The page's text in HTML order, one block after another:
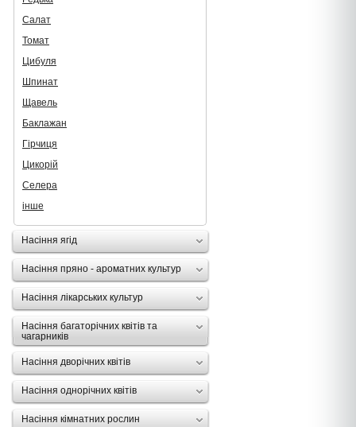
Салат
Томат
Цибуля
Шпинат
Щавель
Баклажан
Гірчиця
Цикорій
Селера
інше
Насіння ягід
Насіння пряно - ароматних культур
Насіння лікарських культур
Насіння багаторічних квітів та
чагарників
Насіння дворічних квітів
Насіння однорічних квітів
Насіння кімнатних рослин